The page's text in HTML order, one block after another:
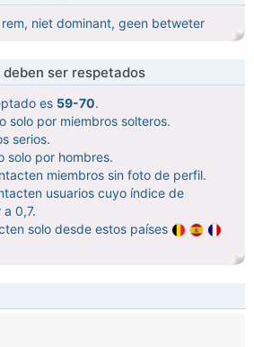
niet dominant, geen betweter
ser respetados
es 59-70.
solo por miembros solteros.
serios.
solo por hombres.
miembros sin foto de perfil.
usuarios cuyo índice de
0,7.
solo desde estos países